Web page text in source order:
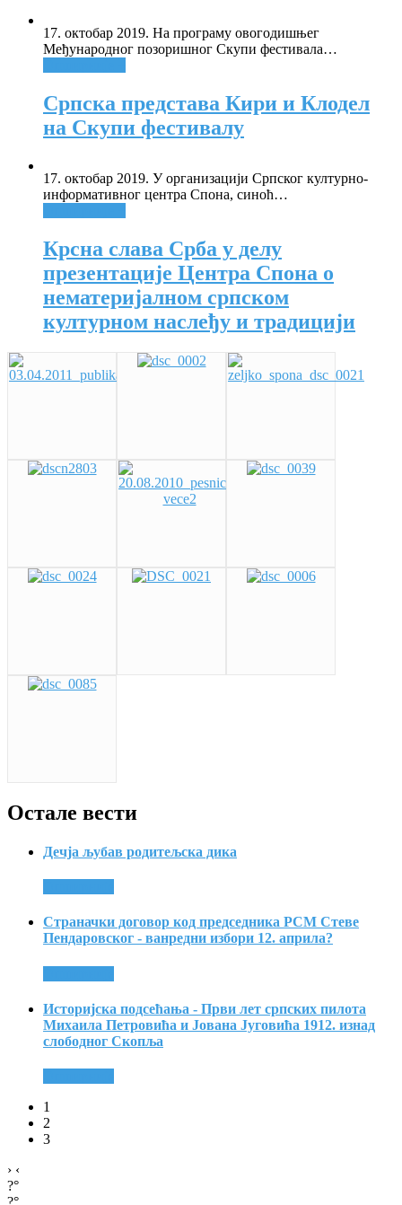
17. октобар 2019. На програму овогодишњег
Међународног позоришног Скупи фестивала…
Српска представа Кири и Клодел
на Скупи фестивалу
17. октобар 2019. У организацији Српског културно-
информативног центра Спона, синоћ…
Крсна слава Срба у делу
презентације Центра Спона о
нематеријалном српском
културном наслеђу и традицији
Остале вести
Дечја љубав родитељска дика
Страначки договор код председника РСМ Стеве
Пендаровског - ванредни избори 12. априла?
Историјска подсећања - Први лет српских пилота
Михаила Петровића и Јована Југовића 1912. изнад
слободног Скопља
1
2
3
› ‹
?°